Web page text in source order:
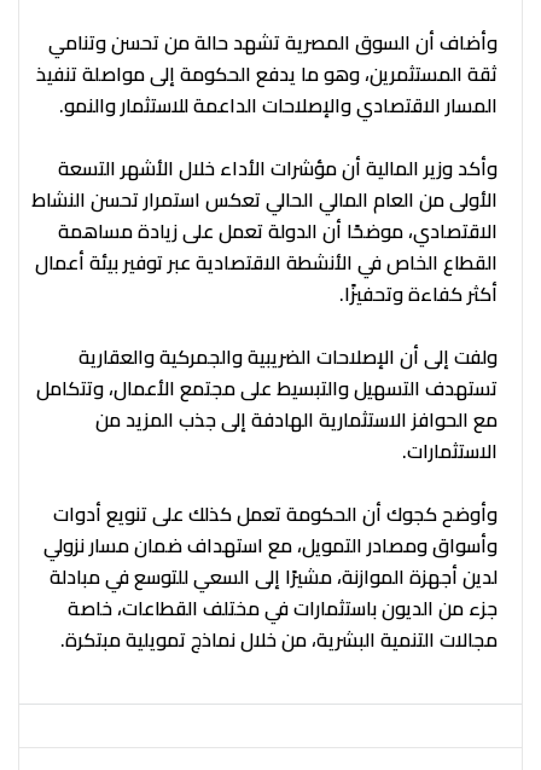
وأضاف أن السوق المصرية تشهد حالة من تحسن وتنامي
ثقة المستثمرين، وهو ما يدفع الحكومة إلى مواصلة تنفيذ
المسار الاقتصادي والإصلاحات الداعمة للاستثمار والنمو.
وأكد وزير المالية أن مؤشرات الأداء خلال الأشهر التسعة
الأولى من العام المالي الحالي تعكس استمرار تحسن النشاط
الاقتصادي، موضحًا أن الدولة تعمل على زيادة مساهمة
القطاع الخاص في الأنشطة الاقتصادية عبر توفير بيئة أعمال
أكثر كفاءة وتحفيزًا.
ولفت إلى أن الإصلاحات الضريبية والجمركية والعقارية
تستهدف التسهيل والتبسيط على مجتمع الأعمال، وتتكامل
مع الحوافز الاستثمارية الهادفة إلى جذب المزيد من
الاستثمارات.
وأوضح كجوك أن الحكومة تعمل كذلك على تنويع أدوات
وأسواق ومصادر التمويل، مع استهداف ضمان مسار نزولي
لدين أجهزة الموازنة، مشيرًا إلى السعي للتوسع في مبادلة
جزء من الديون باستثمارات في مختلف القطاعات، خاصة
مجالات التنمية البشرية، من خلال نماذج تمويلية مبتكرة.